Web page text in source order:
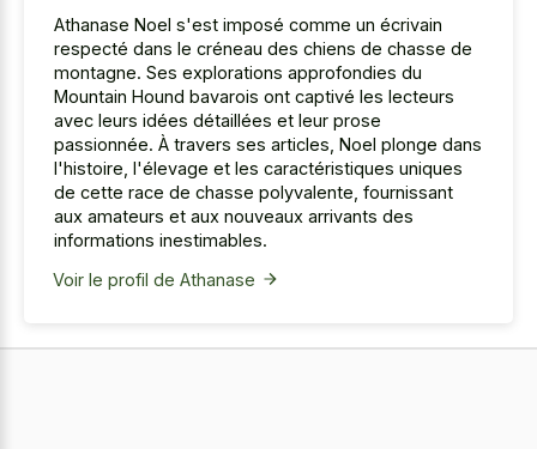
Athanase Noel s'est imposé comme un écrivain
respecté dans le créneau des chiens de chasse de
montagne. Ses explorations approfondies du
Mountain Hound bavarois ont captivé les lecteurs
avec leurs idées détaillées et leur prose
passionnée. À travers ses articles, Noel plonge dans
l'histoire, l'élevage et les caractéristiques uniques
de cette race de chasse polyvalente, fournissant
aux amateurs et aux nouveaux arrivants des
informations inestimables.
Voir le profil de Athanase